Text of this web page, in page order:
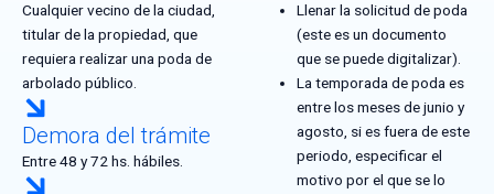
Cualquier vecino de la ciudad,
titular de la propiedad, que
requiera realizar una poda de
arbolado público.
Demora del trámite
Entre 48 y 72 hs. hábiles.
Llenar la solicitud de poda
(este es un documento
que se puede digitalizar).
La temporada de poda es
entre los meses de junio y
agosto, si es fuera de este
periodo, especificar el
motivo por el que se lo